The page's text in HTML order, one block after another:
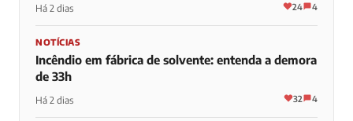
Há 2 dias 24 4
NOTÍCIAS
Incêndio em fábrica de solvente: entenda a demora
de 33h
Há 2 dias 32 4